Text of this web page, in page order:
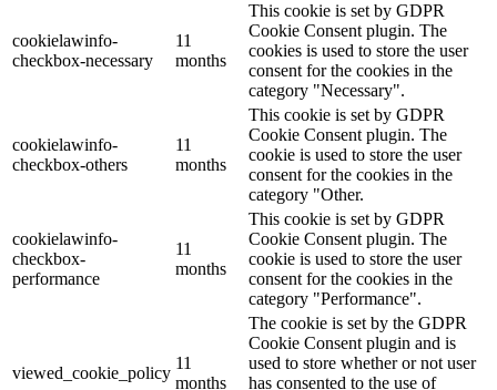
cookielawinfo-
checkbox-necessary
11
months
This cookie is set by GDPR
Cookie Consent plugin. The
cookies is used to store the user
consent for the cookies in the
category "Necessary".
cookielawinfo-
checkbox-others
11
months
This cookie is set by GDPR
Cookie Consent plugin. The
cookie is used to store the user
consent for the cookies in the
category "Other.
cookielawinfo-
checkbox-
performance
11
months
This cookie is set by GDPR
Cookie Consent plugin. The
cookie is used to store the user
consent for the cookies in the
category "Performance".
viewed_cookie_policy
11
months
The cookie is set by the GDPR
Cookie Consent plugin and is
used to store whether or not user
has consented to the use of